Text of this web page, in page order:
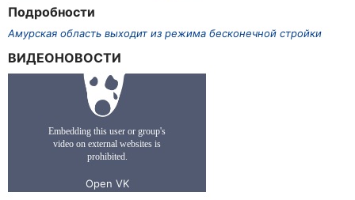
Подробности
Амурская область выходит из режима бесконечной стройки
ВИДЕОНОВОСТИ